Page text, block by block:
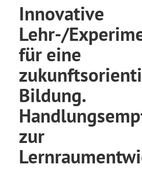
Innovative
Lehr-/
für eine
Bildung.
zur